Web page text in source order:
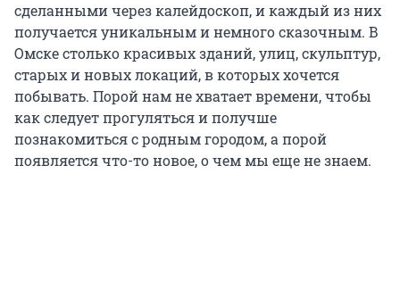
сделанными через калейдоскоп, и каждый из них
получается уникальным и немного сказочным. В
Омске столько красивых зданий, улиц, скульптур,
старых и новых локаций, в которых хочется
побывать. Порой нам не хватает времени, чтобы
как следует прогуляться и получше
познакомиться с родным городом, а порой
появляется что-то новое, о чем мы еще не знаем.